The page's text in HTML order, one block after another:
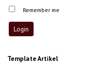
Remember me
Template Artikel